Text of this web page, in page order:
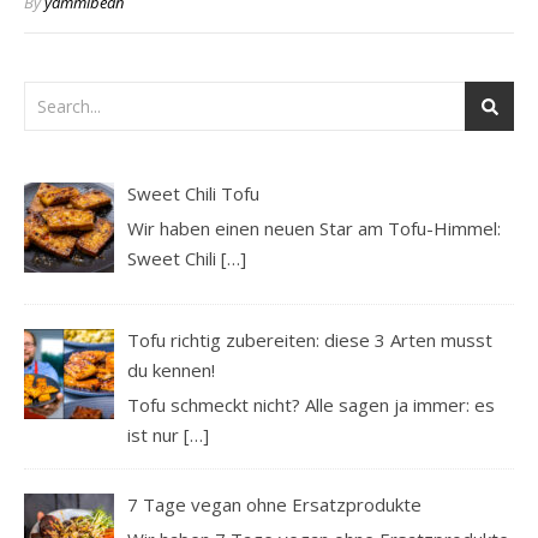
Sweet Chili Tofu
Wir haben einen neuen Star am Tofu-Himmel:
Sweet Chili[…]
Tofu richtig zubereiten: diese 3 Arten musst
du kennen!
Tofu schmeckt nicht? Alle sagen ja immer: es
ist nur[…]
7 Tage vegan ohne Ersatzprodukte